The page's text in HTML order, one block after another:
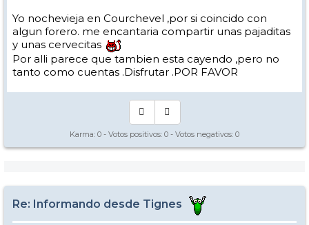
Yo nochevieja en Courchevel ,por si coincido con
algun forero. me encantaria compartir unas pajaditas
y unas cervecitas
Por alli parece que tambien esta cayendo ,pero no
tanto como cuentas .Disfrutar .POR FAVOR
Karma: 0 - Votos positivos: 0 - Votos negativos: 0
Re: Informando desde Tignes